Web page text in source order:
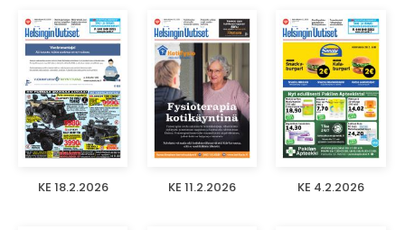
KE 18.2.2026 KE 11.2.2026 KE 4.2.2026